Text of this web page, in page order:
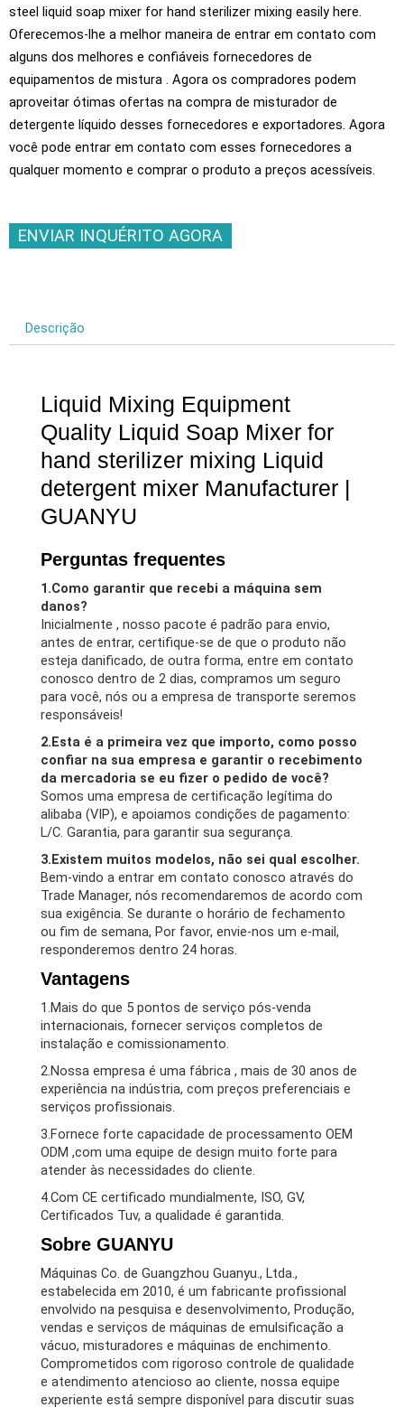
steel liquid soap mixer for hand sterilizer mixing easily here.
Oferecemos-lhe a melhor maneira de entrar em contato com
alguns dos melhores e confiáveis ​​fornecedores de
equipamentos de mistura . Agora os compradores podem
aproveitar ótimas ofertas na compra de misturador de
detergente líquido desses fornecedores e exportadores. Agora
você pode entrar em contato com esses fornecedores a
qualquer momento e comprar o produto a preços acessíveis.
ENVIAR INQUÉRITO AGORA
Descrição
Liquid Mixing Equipment
Quality Liquid Soap Mixer for
hand sterilizer mixing Liquid
detergent mixer Manufacturer |
GUANYU
Perguntas frequentes
1.Como garantir que recebi a máquina sem
danos?
Inicialmente , nosso pacote é padrão para envio,
antes de entrar, certifique-se de que o produto não
esteja danificado, de outra forma, entre em contato
conosco dentro de 2 dias, compramos um seguro
para você, nós ou a empresa de transporte seremos
responsáveis!
2.Esta é a primeira vez que importo, como posso
confiar na sua empresa e garantir o recebimento
da mercadoria se eu fizer o pedido de você?
Somos uma empresa de certificação legítima do
alibaba (VIP), e apoiamos condições de pagamento:
L/C. Garantia, para garantir sua segurança.
3.Existem muitos modelos, não sei qual escolher.
Bem-vindo a entrar em contato conosco através do
Trade Manager, nós recomendaremos de acordo com
sua exigência. Se durante o horário de fechamento
ou fim de semana, Por favor, envie-nos um e-mail,
responderemos dentro 24 horas.
Vantagens
1.Mais do que 5 pontos de serviço pós-venda
internacionais, fornecer serviços completos de
instalação e comissionamento.
2.Nossa empresa é uma fábrica , mais de 30 anos de
experiência na indústria, com preços preferenciais e
serviços profissionais.
3.Fornece forte capacidade de processamento OEM
ODM ,com uma equipe de design muito forte para
atender às necessidades do cliente.
4.Com CE certificado mundialmente, ISO, GV,
Certificados Tuv, a qualidade é garantida.
Sobre GUANYU
Máquinas Co. de Guangzhou Guanyu., Ltda.,
estabelecida em 2010, é um fabricante profissional
envolvido na pesquisa e desenvolvimento, Produção,
vendas e serviços de máquinas de emulsificação a
vácuo, misturadores e máquinas de enchimento.
Comprometidos com rigoroso controle de qualidade
e atendimento atencioso ao cliente, nossa equipe
experiente está sempre disponível para discutir suas